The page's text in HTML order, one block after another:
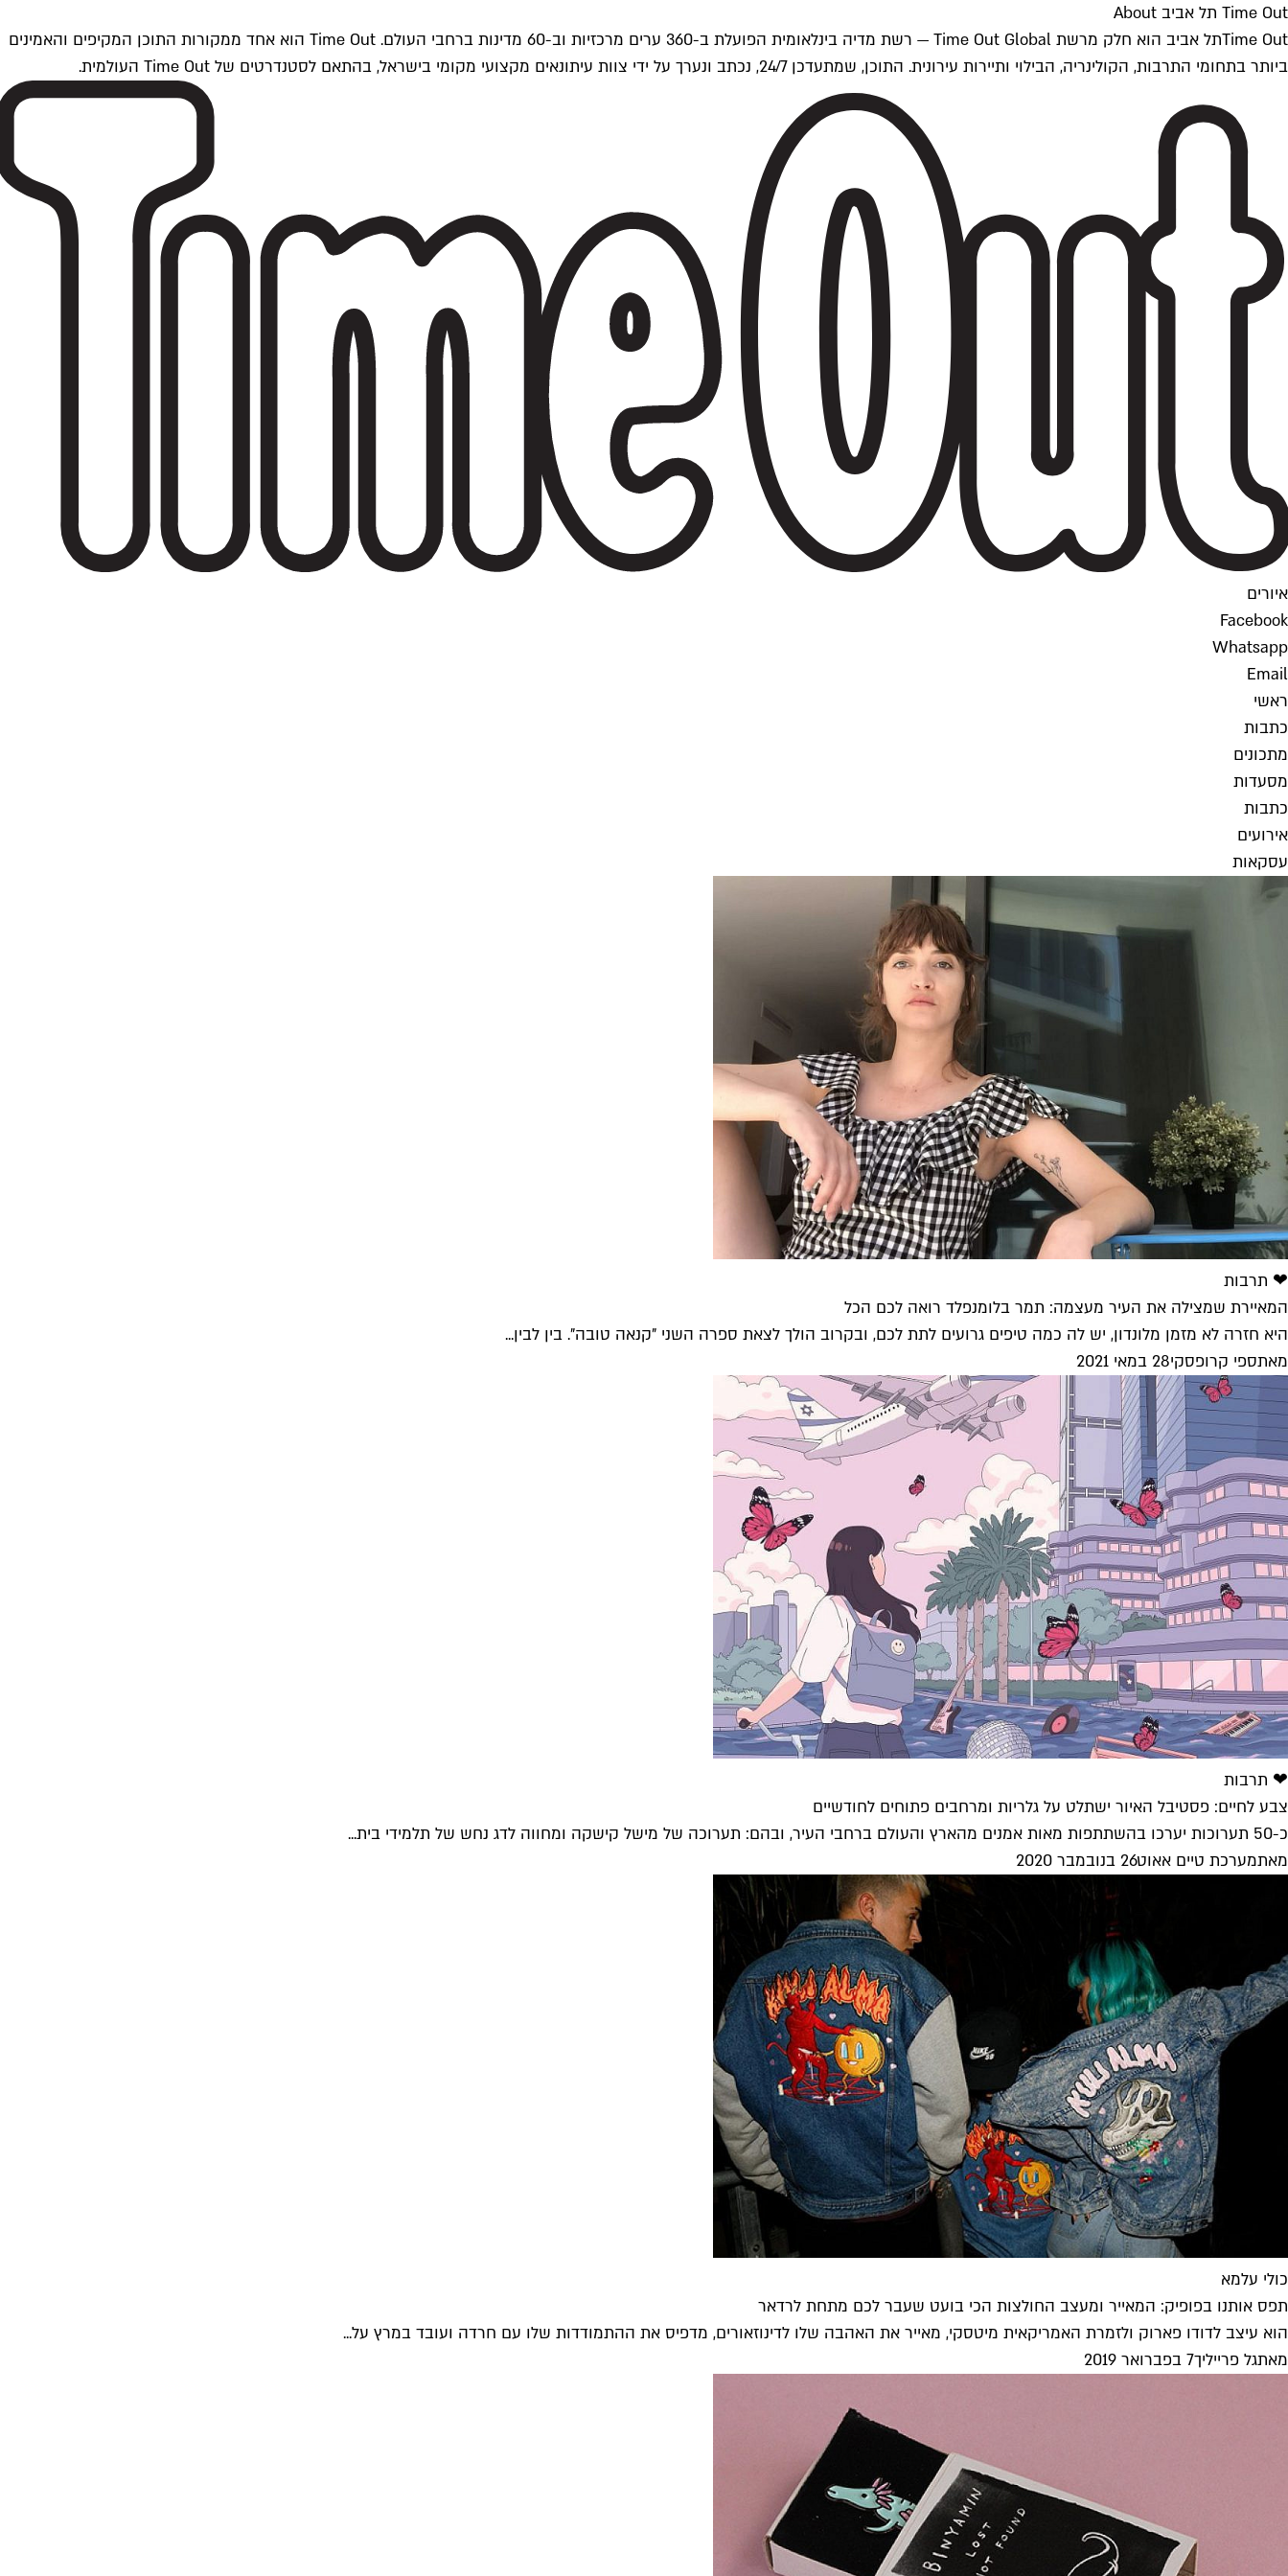
Time Out תל אביב About
Time Outתל אביב הוא חלק מרשת Time Out Global — רשת מדיה בינלאומית הפועלת ב-360 ערים מרכזיות וב-60 מדינות ברחבי העולם. Time Out הוא אחד ממקורות התוכן המקיפים והאמינים
ביותר בתחומי התרבות, הקולינריה, הבילוי ותיירות עירונית. התוכן, שמתעדכן 24/7, נכתב ונערך על ידי צוות עיתונאים מקצועי מקומי בישראל, בהתאם לסטנדרטים של Time Out העולמית.
איורים
Facebook
Whatsapp
Email
ראשי
כתבות
מתכונים
מסעדות
כתבות
אירועים
עסקאות
❤ תרבות
המאיירת שמצילה את העיר מעצמה: תמר בלומנפלד רואה לכם הכל
היא חזרה לא מזמן מלונדון, יש לה כמה טיפים גרועים לתת לכם, ובקרוב הולך לצאת ספרה השני "קנאה טובה". בין לבין...
מאתספי קרופסקי28 במאי 2021
❤ תרבות
צבע לחיים: פסטיבל האיור ישתלט על גלריות ומרחבים פתוחים לחודשיים
כ-50 תערוכות יערכו בהשתתפות מאות אמנים מהארץ והעולם ברחבי העיר, ובהם: תערוכה של מישל קישקה ומחווה לדג נחש של תלמידי בית...
מאתמערכת טיים אאוט26 בנובמבר 2020
כולי עלמא
תפס אותנו בפופיק: המאייר ומעצב החולצות הכי בועט שעבר לכם מתחת לרדאר
הוא עיצב לדודו פארוק ולזמרת האמריקאית מיטסקי, מאייר את האהבה שלו לדינוזאורים, מדפיס את ההתמודדות שלו עם חרדה ועובד במרץ על...
מאתגל פרייליך7 בפברואר 2019